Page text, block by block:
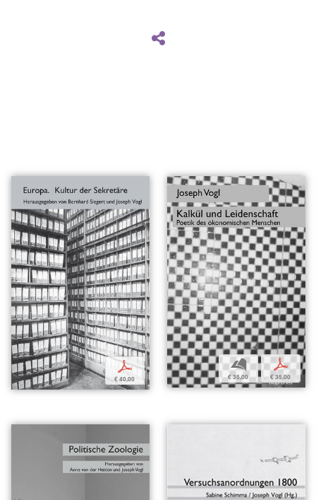
p
€ 40,00
b
€ 35,00
p
€ 35,00